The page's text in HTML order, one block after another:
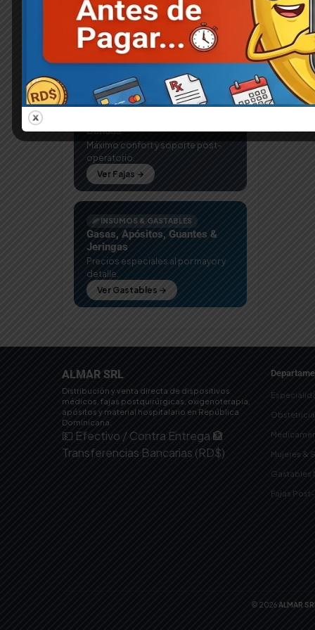
Mujeres
Preservativos
Salud y Bienestar 265
Tulipe 3
Equipos grado médico con
entrega express en Santo
Domingo.
Ver Equipos →
🦺 FAJAS MÉDICAS
Bandas
Máximo confort y soporte post-
operatorio.
Ver Fajas →
🩹 INSUMOS & GASTABLES
Gasas, Apósitos, Guantes &
Jeringas
Precios especiales al por mayor y
detalle.
Ver Gastables →
ALMAR SRL
Distribución y venta directa de dispositivos
médicos, fajas postquirúrgicas, oxigenoterapia,
apósitos y material hospitalario en República
Dominicana.
💵 Efectivo / Contra Entrega 🏦
Transferencias Bancarias (RD$)
Mujeres &
Gastables
Fajas
© 2026 ALMAR